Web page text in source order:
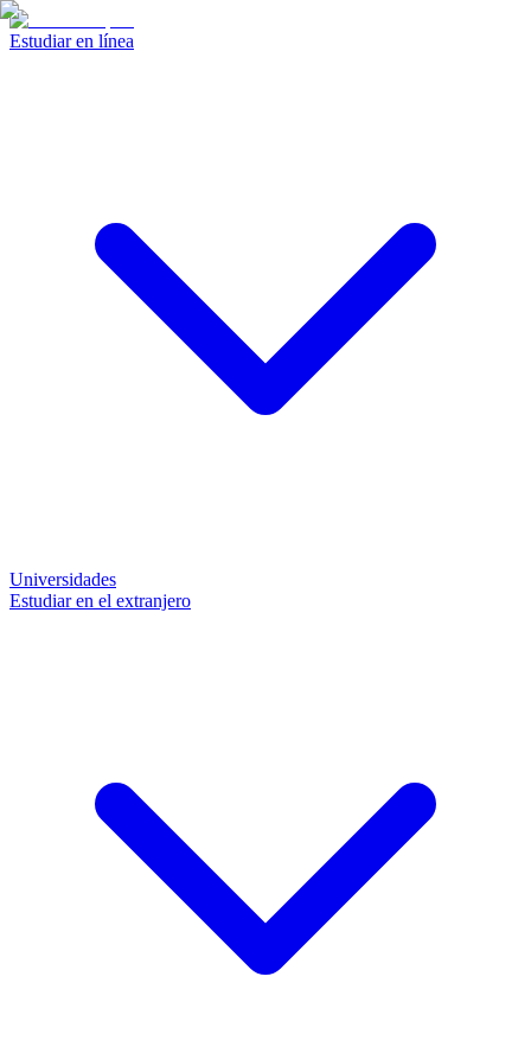
Estudiar en línea
Universidades
Estudiar en el extranjero